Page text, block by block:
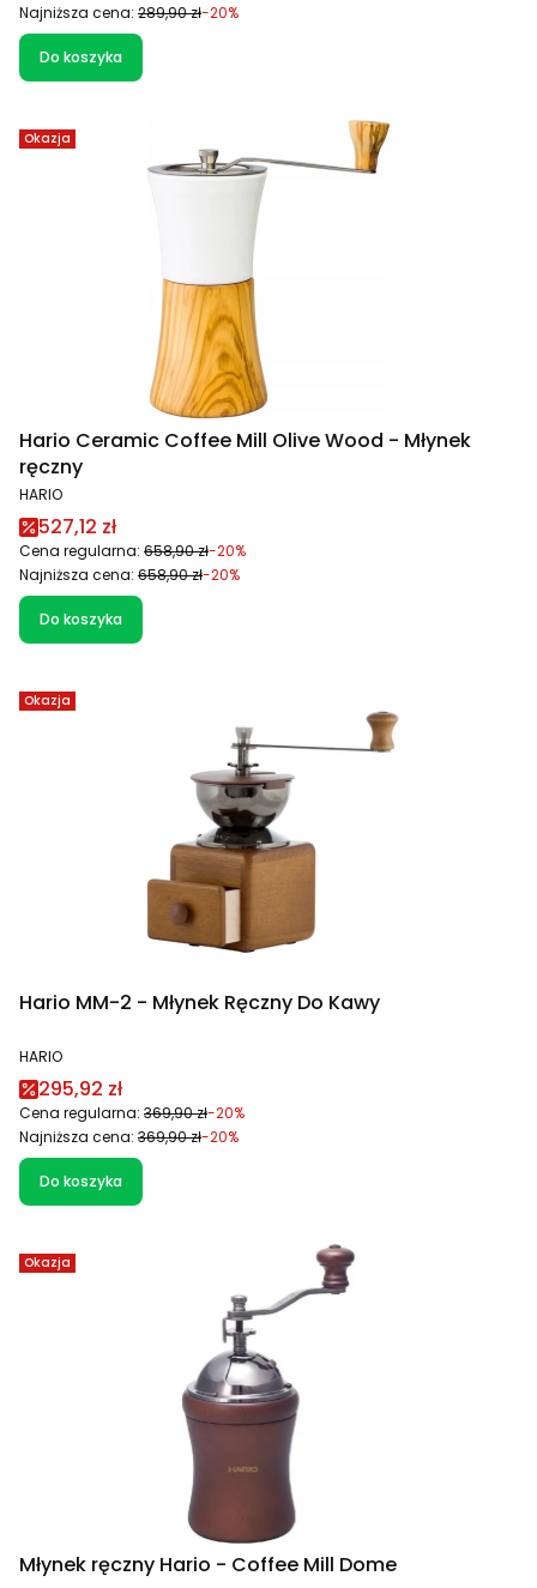
Najniższa cena: 289,90 zł-20%
Do koszyka
Okazja
Hario Ceramic Coffee Mill Olive Wood - Młynek
ręczny
PRODUCENT
HARIO
Cena promocyjna
527,12 zł
Cena regularna: 658,90 zł-20%
Najniższa cena: 658,90 zł-20%
Do koszyka
Okazja
Hario MM-2 - Młynek Ręczny Do Kawy
PRODUCENT
HARIO
Cena promocyjna
295,92 zł
Cena regularna: 369,90 zł-20%
Najniższa cena: 369,90 zł-20%
Do koszyka
Okazja
Młynek ręczny Hario - Coffee Mill Dome